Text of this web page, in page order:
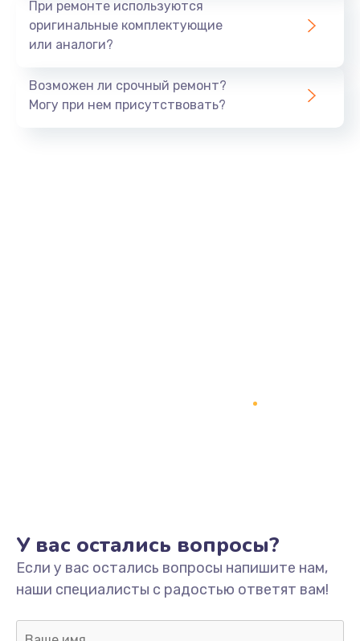
При ремонте используются
оригинальные комплектующие
или аналоги?
Возможен ли срочный ремонт?
Могу при нем присутствовать?
У вас остались вопросы?
Если у вас остались вопросы напишите нам,
наши специалисты с радостью ответят вам!